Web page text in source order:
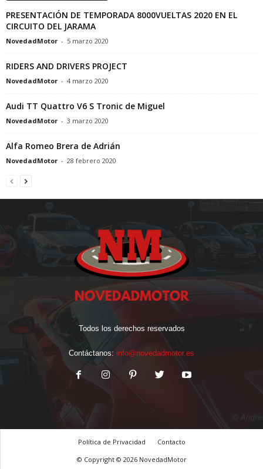
PRESENTACIÓN DE TEMPORADA 8000VUELTAS 2020 EN EL
CIRCUITO DEL JARAMA
NovedadMotor - 5 marzo 2020
RIDERS AND DRIVERS PROJECT
NovedadMotor - 4 marzo 2020
Audi TT Quattro V6 S Tronic de Miguel
NovedadMotor - 3 marzo 2020
Alfa Romeo Brera de Adrián
NovedadMotor - 28 febrero 2020
Todos los derechos reservados
Contáctanos: info@novedadmotor.es
Política de Privacidad
Contacto
© Copyright © 2026 NovedadMotor